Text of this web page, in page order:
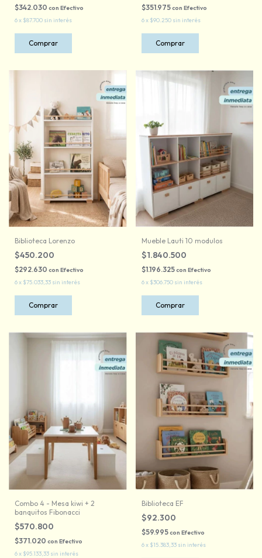
$342.030 con Efectivo
6x $87.700 sin interés
$351.975con Efectivo
6x $90.250 sin interés
Biblioteca Lorenzo
$450.200
$292.630 con Efectivo
6x $75.033,33 sin interés
Comprar
Mueble Lauti 10 modulos
$1.840.500
$1.196.325con Efectivo
6x $306.750 sin interés
Combo 4 - Mesa kiwi + 2
banquitos Fibonacci
$570.800
$371.020 con Efectivo
6x $95.133,33 sin interés
Biblioteca EF
$92.300
$59.995con Efectivo
6x $15.383,33 sin interés